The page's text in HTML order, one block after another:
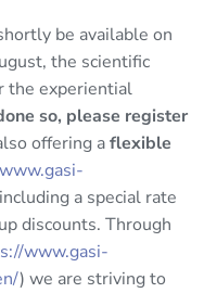
be available on
the scientific
the experiential
so, please register
offering aflexible
a special rate
discounts. Through
www.gasi-
) we are striving to